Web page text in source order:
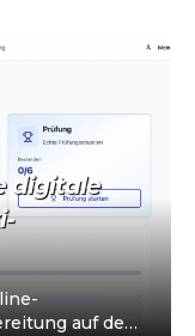
digitale
auf den